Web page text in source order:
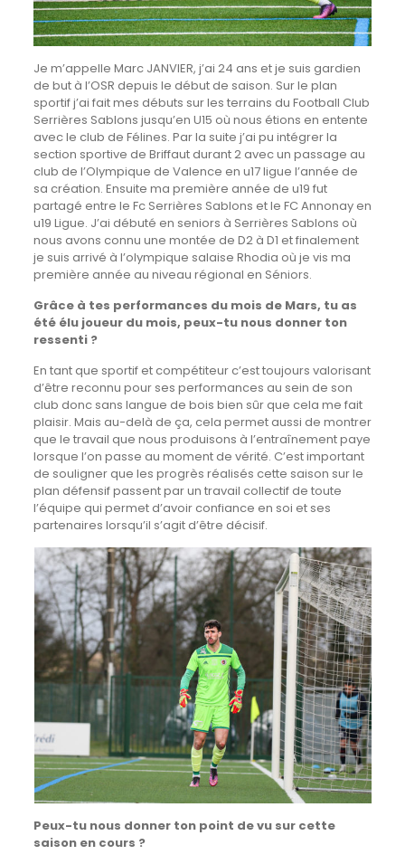
Je m’appelle Marc JANVIER, j’ai 24 ans et je suis gardien
de but à l’OSR depuis le début de saison. Sur le plan
sportif j’ai fait mes débuts sur les terrains du Football Club
Serrières Sablons jusqu’en U15 où nous étions en entente
avec le club de Félines. Par la suite j’ai pu intégrer la
section sportive de Briffaut durant 2 avec un passage au
club de l’Olympique de Valence en u17 ligue l’année de
sa création. Ensuite ma première année de u19 fut
partagé entre le Fc Serrières Sablons et le FC Annonay en
u19 Ligue. J’ai débuté en seniors à Serrières Sablons où
nous avons connu une montée de D2 à D1 et finalement
je suis arrivé à l’olympique salaise Rhodia où je vis ma
première année au niveau régional en Séniors.
Grâce à tes performances du mois de Mars, tu as
été élu joueur du mois, peux-tu nous donner ton
ressenti ?
En tant que sportif et compétiteur c’est toujours valorisant
d’être reconnu pour ses performances au sein de son
club donc sans langue de bois bien sûr que cela me fait
plaisir. Mais au-delà de ça, cela permet aussi de montrer
que le travail que nous produisons à l’entraînement paye
lorsque l’on passe au moment de vérité. C’est important
de souligner que les progrès réalisés cette saison sur le
plan défensif passent par un travail collectif de toute
l’équipe qui permet d’avoir confiance en soi et ses
partenaires lorsqu’il s’agit d’être décisif.
Peux-tu nous donner ton point de vu sur cette
saison en cours ?